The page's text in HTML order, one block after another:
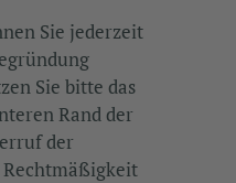
Sie jederzeit
Sie bitte das
Rand der
der